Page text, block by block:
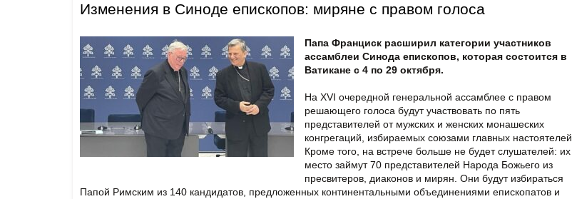
Изменения в Синоде епископов: миряне с правом голоса
Папа Франциск расширил категории участников
ассамблеи Синода епископов, которая состоится в
Ватикане с 4 по 29 октября.
На XVI очередной генеральной ассамблее с правом
решающего голоса будут участвовать по пять
представителей от мужских и женских монашеских
конгрегаций, избираемых союзами главных настоятелей.
Кроме того, на встрече больше не будет слушателей: их
место займут 70 представителей Народа Божьего из
пресвитеров, диаконов и мирян. Они будут избираться
Папой Римским из 140 кандидатов, предложенных континентальными объединениями епископатов и